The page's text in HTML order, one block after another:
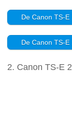
De Canon TS-
De Canon TS-
2. Canon TS-E